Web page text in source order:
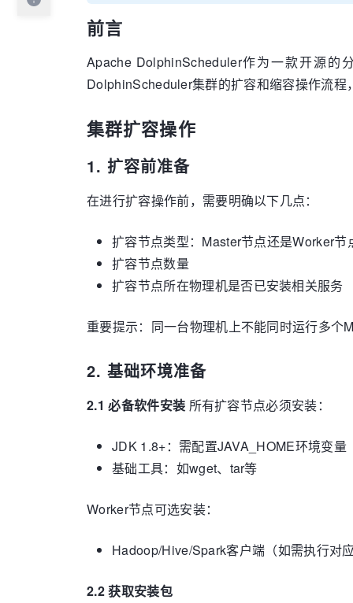
前言
Apache DolphinScheduler作为一款开源
DolphinScheduler集群的扩容和缩容操作流程
集群扩容操作
1. 扩容前准备
在进行扩容操作前，需要明确以下几点：
扩容节点类型：Master节点还是Worker节
扩容节点数量
扩容节点所在物理机是否已安装相关服务
重要提示：同一台物理机上不能同时运行多个
2. 基础环境准备
2.1 必备软件安装 所有扩容节点必须安装：
JDK 1.8+：需配置JAVA_HOME环境变量
基础工具：如wget、tar等
Worker节点可选安装：
Hadoop/Hive/Spark客户端（如需执行对应
2.2 获取安装包